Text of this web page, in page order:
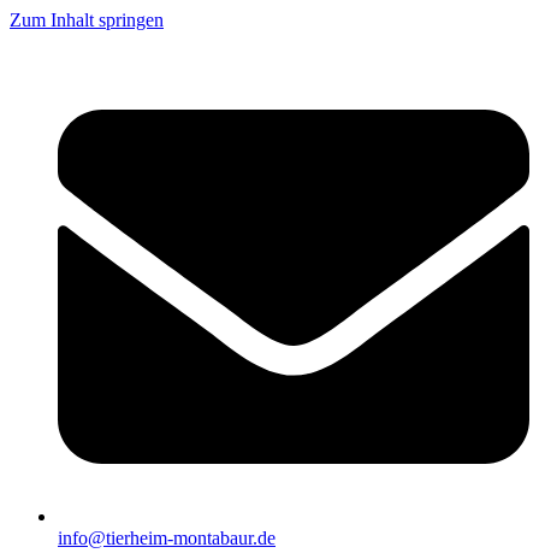
Zum Inhalt springen
info@tierheim-montabaur.de